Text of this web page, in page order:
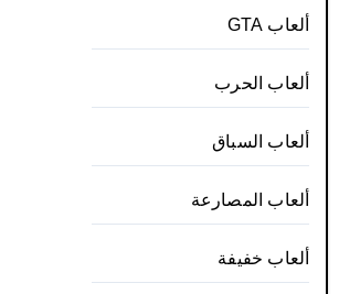
ألعاب GTA
ألعاب الحرب
ألعاب السباق
ألعاب المصارعة
ألعاب خفيفة